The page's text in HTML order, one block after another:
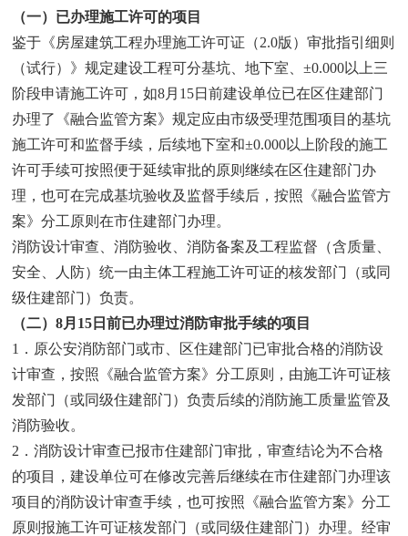
（一）已办理施工许可的项目
鉴于《房屋建筑工程办理施工许可证（2.0版）审批指引细则
（试行）》规定建设工程可分基坑、地下室、±0.000以上三
阶段申请施工许可，如8月15日前建设单位已在区住建部门
办理了《融合监管方案》规定应由市级受理范围项目的基坑
施工许可和监督手续，后续地下室和±0.000以上阶段的施工
许可手续可按照便于延续审批的原则继续在区住建部门办
理，也可在完成基坑验收及监督手续后，按照《融合监管方
案》分工原则在市住建部门办理。
消防设计审查、消防验收、消防备案及工程监督（含质量、
安全、人防）统一由主体工程施工许可证的核发部门（或同
级住建部门）负责。
（二）8月15日前已办理过消防审批手续的项目
1．原公安消防部门或市、区住建部门已审批合格的消防设
计审查，按照《融合监管方案》分工原则，由施工许可证核
发部门（或同级住建部门）负责后续的消防施工质量监管及
消防验收。
2．消防设计审查已报市住建部门审批，审查结论为不合格
的项目，建设单位可在修改完善后继续在市住建部门办理该
项目的消防设计审查手续，也可按照《融合监管方案》分工
原则报施工许可证核发部门（或同级住建部门）办理。经审